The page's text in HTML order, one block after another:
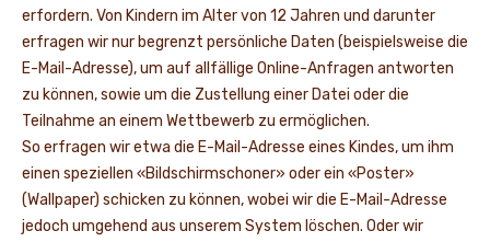
erfordern. Von Kindern im Alter von 12 Jahren und darunter
erfragen wir nur begrenzt persönliche Daten (beispielsweise die
E-Mail-Adresse), um auf allfällige Online-Anfragen antworten
zu können, sowie um die Zustellung einer Datei oder die
Teilnahme an einem Wettbewerb zu ermöglichen.
So erfragen wir etwa die E-Mail-Adresse eines Kindes, um ihm
einen speziellen «Bildschirmschoner» oder ein «Poster»
(Wallpaper) schicken zu können, wobei wir die E-Mail-Adresse
jedoch umgehend aus unserem System löschen. Oder wir